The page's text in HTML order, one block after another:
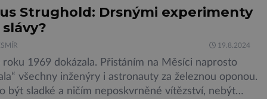
problémů – zejména v oblastech vědy, kódování
Strughold: Drsnými experimenty
19.8.2024
1969 dokázala. Přistáním na Měsíci naprosto
všechny inženýry i astronauty za železnou oponou.
být sladké a ničím neposkvrněné vítězství, nebýt